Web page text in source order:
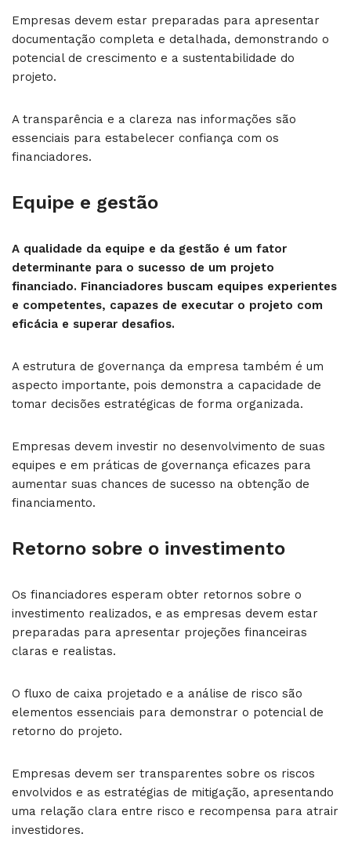
Empresas devem estar preparadas para apresentar
documentação completa e detalhada, demonstrando o
potencial de crescimento e a sustentabilidade do
projeto.
A transparência e a clareza nas informações são
essenciais para estabelecer confiança com os
financiadores.
Equipe e gestão
A qualidade da equipe e da gestão é um fator
determinante para o sucesso de um projeto
financiado. Financiadores buscam equipes experientes
e competentes, capazes de executar o projeto com
eficácia e superar desafios.
A estrutura de governança da empresa também é um
aspecto importante, pois demonstra a capacidade de
tomar decisões estratégicas de forma organizada.
Empresas devem investir no desenvolvimento de suas
equipes e em práticas de governança eficazes para
aumentar suas chances de sucesso na obtenção de
financiamento.
Retorno sobre o investimento
Os financiadores esperam obter retornos sobre o
investimento realizados, e as empresas devem estar
preparadas para apresentar projeções financeiras
claras e realistas.
O fluxo de caixa projetado e a análise de risco são
elementos essenciais para demonstrar o potencial de
retorno do projeto.
Empresas devem ser transparentes sobre os riscos
envolvidos e as estratégias de mitigação, apresentando
uma relação clara entre risco e recompensa para atrair
investidores.